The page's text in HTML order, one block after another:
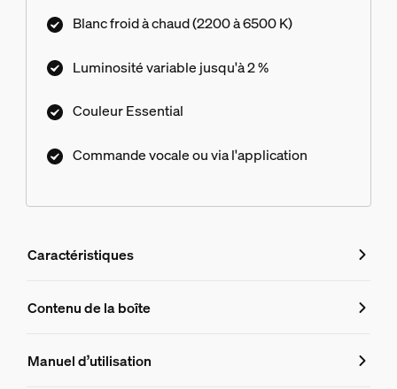
scénarios de lumière conçus par nos experts, ou
produits Philips Hue.
Blanc froid à chaud (2200 à 6500 K)
Luminosité variable jusqu'à 2 %
Couleur Essential
Commande vocale ou via l'application
Caractéristiques
Caractéristiques
8721103055330
Contenu de la boîte
Manuel d’utilisation